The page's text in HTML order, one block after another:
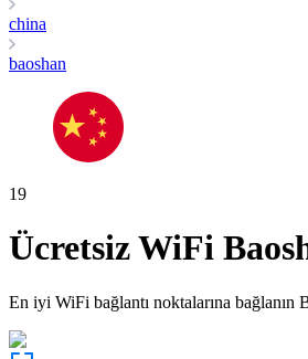
china
baoshan
19
Ücretsiz WiFi
En iyi WiFi bağlantı noktalarına bağlanın